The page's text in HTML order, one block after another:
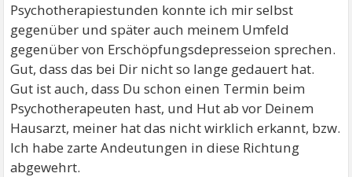
Psychotherapiestunden konnte ich mir selbst
gegenüber und später auch meinem Umfeld
gegenüber von Erschöpfungsdepresseion sprechen.
Gut, dass das bei Dir nicht so lange gedauert hat.
Gut ist auch, dass Du schon einen Termin beim
Psychotherapeuten hast, und Hut ab vor Deinem
Hausarzt, meiner hat das nicht wirklich erkannt, bzw.
Ich habe zarte Andeutungen in diese Richtung
abgewehrt.